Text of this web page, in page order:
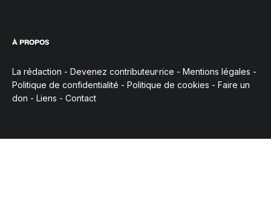
À PROPOS
La rédaction - Devenez contributeur·rice - Mentions légales -
Politique de confidentialité - Politique de cookies - Faire un
don - Liens - Contact